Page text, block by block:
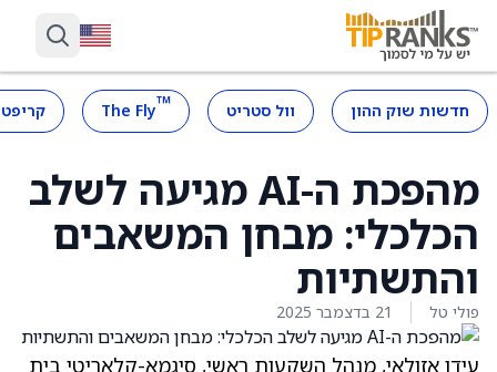
חדשות שוק ההון וול סטריט ™
The Fly
מהפכת ה-AI מגיעה לשלב
הכלכלי: מבחן המשאבים
והתשתיות
פולי טל 21 בדצמבר 2025
עידן אזולאי, מנהל השקעות ראשי, סיגמא-קלאריטי בית